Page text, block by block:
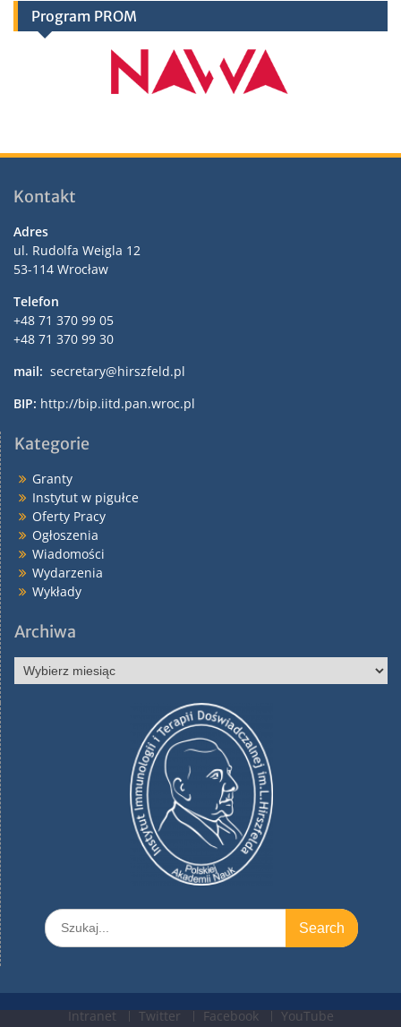
Program PROM
Kontakt
Adres
ul. Rudolfa Weigla 12
53-114 Wrocław
Telefon
+48 71 370 99 05
+48 71 370 99 30
mail: secretary@hirszfeld.pl
BIP: http://bip.iitd.pan.wroc.pl
Kategorie
Granty
Instytut w pigułce
Oferty Pracy
Ogłoszenia
Wiadomości
Wydarzenia
Wykłady
Archiwa
Archiwa
Search
for:
Intranet Twitter Facebook
YouTube